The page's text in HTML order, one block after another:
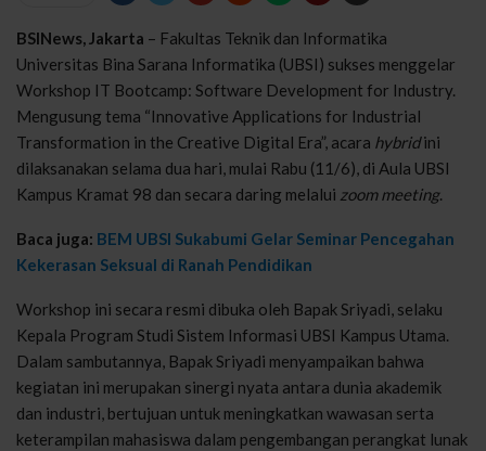
BSINews, Jakarta – Fakultas Teknik dan Informatika
Universitas Bina Sarana Informatika (UBSI) sukses menggelar
Workshop IT Bootcamp: Software Development for Industry.
Mengusung tema “Innovative Applications for Industrial
Transformation in the Creative Digital Era”, acara hybridini
dilaksanakan selama dua hari, mulai Rabu (11/6), di Aula UBSI
Kampus Kramat 98 dan secara daring melalui zoom meeting.
Baca juga: BEM UBSI Sukabumi Gelar Seminar Pencegahan
Kekerasan Seksual di Ranah Pendidikan
Workshop ini secara resmi dibuka oleh Bapak Sriyadi, selaku
Kepala Program Studi Sistem Informasi UBSI Kampus Utama.
Dalam sambutannya, Bapak Sriyadi menyampaikan bahwa
kegiatan ini merupakan sinergi nyata antara dunia akademik
dan industri, bertujuan untuk meningkatkan wawasan serta
keterampilan mahasiswa dalam pengembangan perangkat lunak